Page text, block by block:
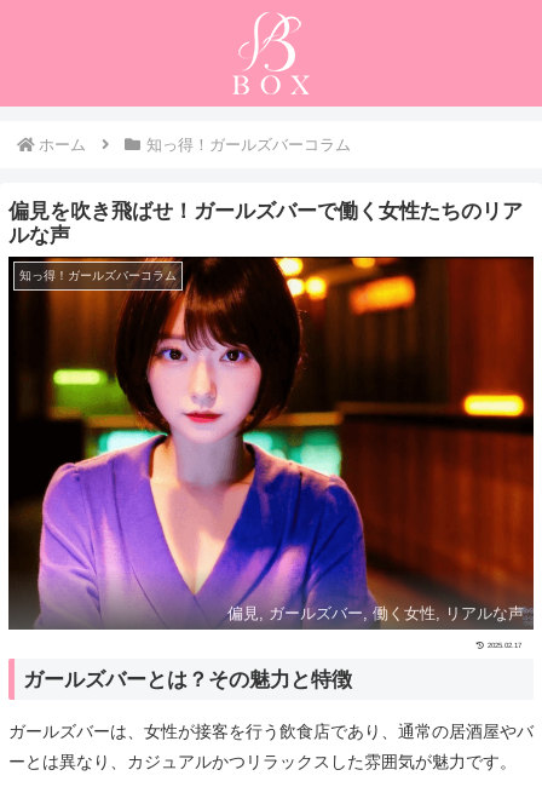
ホーム 知っ得！ガールズバーコラム
偏見を吹き飛ばせ！ガールズバーで働く女性たちのリア
ルな声
知っ得！ガールズバーコラム
偏見, ガールズバー, 働く女性, リアルな声
2025.02.17
ガールズバーとは？その魅力と特徴
ガールズバーは、女性が接客を行う飲食店であり、通常の居酒屋やバ
ーとは異なり、カジュアルかつリラックスした雰囲気が魅力です。